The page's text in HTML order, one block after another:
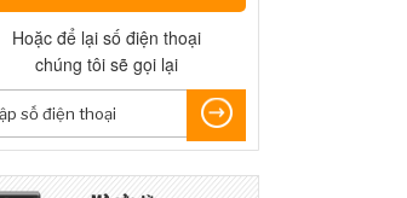
Hoặc để lại số điện thoại
chúng tôi sẽ gọi lại